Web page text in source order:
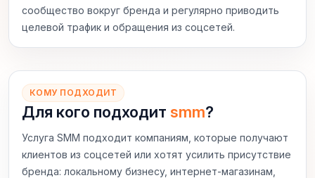
сообщество вокруг бренда и регулярно приводить
целевой трафик и обращения из соцсетей.
КОМУ ПОДХОДИТ
Для кого подходит smm?
Услуга SMM подходит компаниям, которые получают
клиентов из соцсетей или хотят усилить присутствие
бренда: локальному бизнесу, интернет‑магазинам,